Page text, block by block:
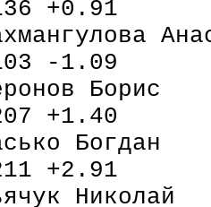
+0.91
-1.09
+1.40
+2.91